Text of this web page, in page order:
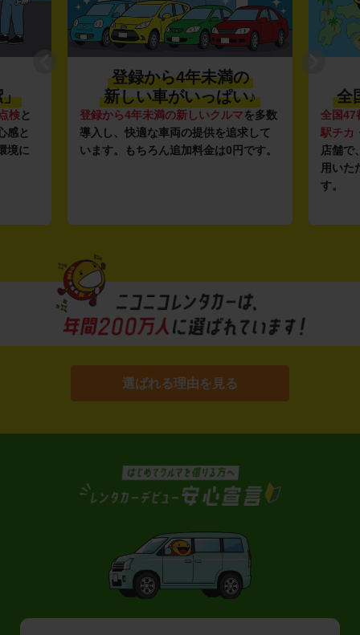
」
検と
感と
境に
登録から4年未満の
新しい車がいっぱい♪
登録から4年未満の新しいクルマを多数
導入し、快適な車両の提供を追求して
います。もちろん追加料金は0円です。
全
全国47
駅チカ
店舗で
用いた
す。
選ばれる理由を見る